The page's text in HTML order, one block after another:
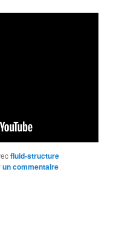
fluid-structure
un commentaire